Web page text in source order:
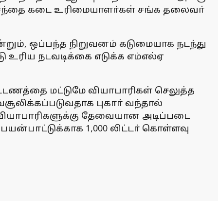
சந்தை கடை உரிமையாளா்கள் சங்க தலைவா்
ஒப்பந்த நிறுவனம் கடுமையாக நடந்து
உரிய நடவடிக்கை எடுக்க எம்எல்ஏ
மட்டுமே வியாபாரிகள் செலுத்த
புகாா் வந்தால்
தேவையான அடிப்படை
1,000 லிட்டா் கொள்ளவு